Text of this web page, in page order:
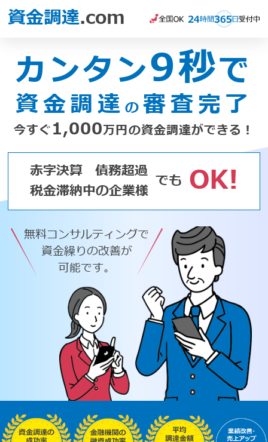
資金調達.com
カンタン9秒で
資金調達 の審査完了
今すぐ1,000万円の資金調達ができる！
赤字決算
債務超過
税金滞納中の企業様 でも OK!
無料コンサルティングで
資金繰りの改善が
可能です。